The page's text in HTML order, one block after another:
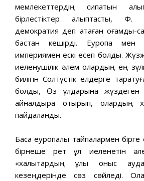
мемлекеттердің сипатын
бірлестіктер қалыптасты, Ф.
демократия деп атаған қоғамдық-
бастан кешірді. Еуропа мен
империямен ескі есеп болды.
иеленушілік әлем олардың ең
билігін Солтүстік елдерге
болды, Өз құлдарына
айналдыра отырып, олардың
пайдаланды.
Басқа еуропалық тайпалармен
бірнеше рет құл иеленетін
«халықтардың ұлы қоныс
кезеңдерінде сөз сөйледі.